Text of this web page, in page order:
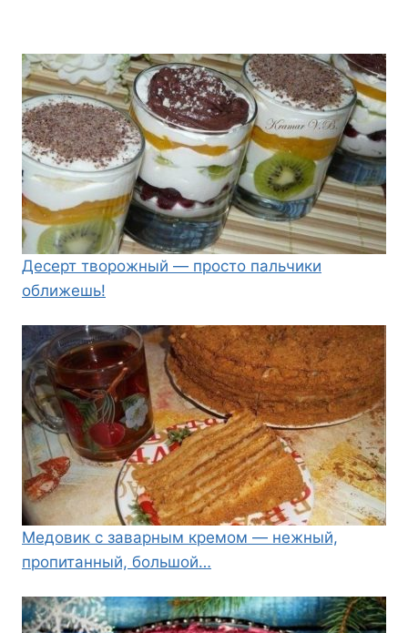
Десерт творожный — просто пальчики
оближешь!
Медовик с заварным кремом — нежный,
пропитанный, большой…